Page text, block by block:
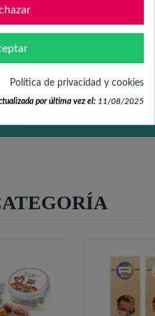
tus dudas a
páginas de
Política de privacidad y cookies
por última vez el: 11/08/2025